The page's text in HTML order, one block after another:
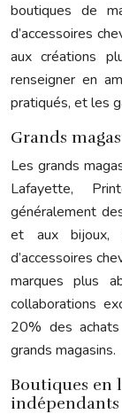
boutiques de
d’accessoires
aux créations
renseigner en
pratiqués, et les
Grands
Les grands
Lafayette,
généralement
et aux bijoux,
d’accessoires
marques plus
collaborations
20% des
grands magasins.
Boutiques en
indépendants